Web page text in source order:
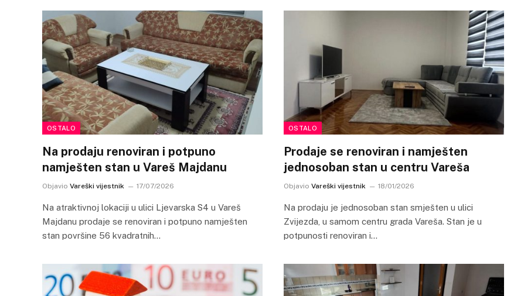
OSTALO
Na prodaju renoviran i potpuno
namješten stan u Vareš Majdanu
Objavio Vareški vijestnik 17/07/2026
Na atraktivnoj lokaciji u ulici Ljevarska S4 u Vareš
Majdanu prodaje se renoviran i potpuno namješten
stan površine 56 kvadratnih…
OSTALO
Prodaje se renoviran i namješten
jednosoban stan u centru Vareša
Objavio Vareški vijestnik 18/01/2026
Na prodaju je jednosoban stan smješten u ulici
Zvijezda, u samom centru grada Vareša. Stan je u
potpunosti renoviran i…